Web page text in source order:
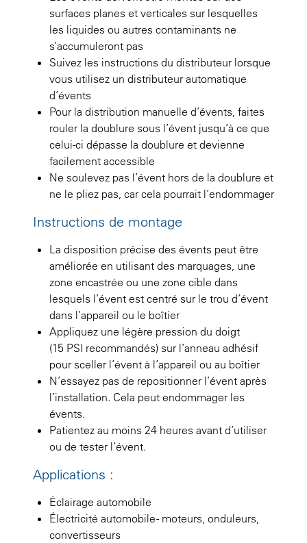
surfaces planes et verticales sur lesquelles
les liquides ou autres contaminants ne
s’accumuleront pas
Suivez les instructions du distributeur lorsque
vous utilisez un distributeur automatique
d’évents
Pour la distribution manuelle d’évents, faites
rouler la doublure sous l’évent jusqu’à ce que
celui-ci dépasse la doublure et devienne
facilement accessible
Ne soulevez pas l’évent hors de la doublure et
ne le pliez pas, car cela pourrait l’endommager
Instructions de montage
La disposition précise des évents peut être
améliorée en utilisant des marquages, une
zone encastrée ou une zone cible dans
lesquels l’évent est centré sur le trou d’évent
dans l’appareil ou le boîtier
Appliquez une légère pression du doigt
(15 PSI recommandés) sur l’anneau adhésif
pour sceller l’évent à l’appareil ou au boîtier
N’essayez pas de repositionner l’évent après
l’installation. Cela peut endommager les
évents.
Patientez au moins 24 heures avant d’utiliser
ou de tester l’évent.
Applications :
Éclairage automobile
Électricité automobile - moteurs, onduleurs,
convertisseurs